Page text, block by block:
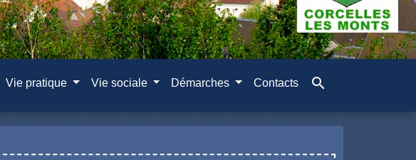
Vie pratique Vie sociale Démarches Contacts search